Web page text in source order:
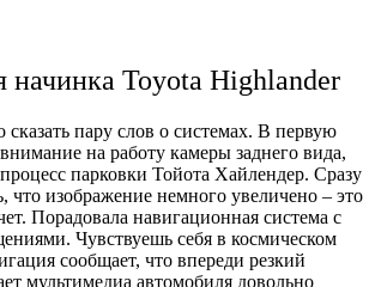
начинка Toyota Highlander
пару слов о системах. В первую
на работу камеры заднего вида,
процесс парковки Тойота Хайлендер. Сразу
что изображение немного увеличено – это
Порадовала навигационная система с
Чувствуешь себя в космическом
сообщает, что впереди резкий
мультимедиа автомобиля довольно